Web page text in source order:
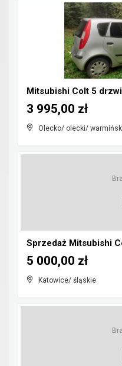
Mitsubishi Colt 5
Olecko/ olecki/
3 995,00 zł
Sprzedaż Mitsubishi
Katowice/ śląskie
5 000,00 zł